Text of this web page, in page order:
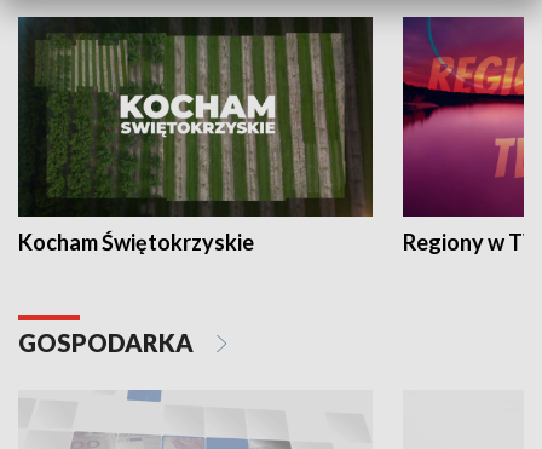
Kocham Świętokrzyskie Regiony w
GOSPODARKA